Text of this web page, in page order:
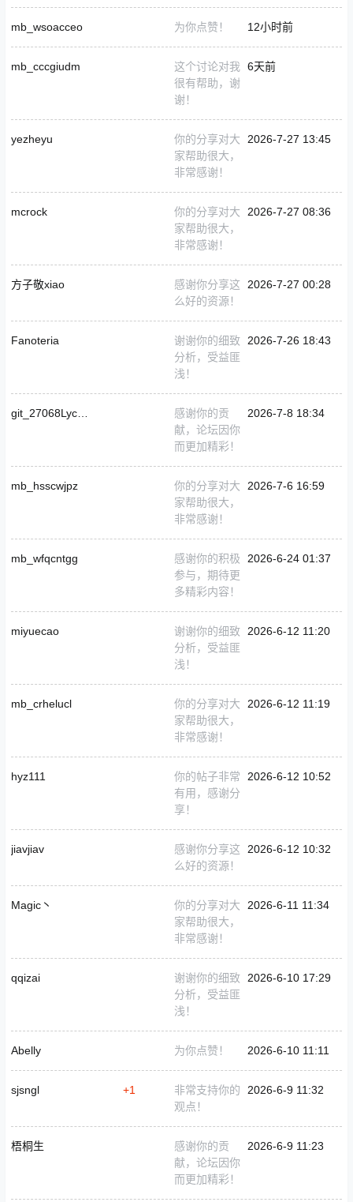
mb_wsoacceo 为你点赞！ 12小时前
mb_cccgiudm
这个讨论对我
很有帮助，谢
谢！
6天前
yezheyu
你的分享对大
家帮助很大，
非常感谢！
2026-7-27 13:45
mcrock
你的分享对大
家帮助很大，
非常感谢！
2026-7-27 08:36
方子敬xiao
感谢你分享这
么好的资源！
2026-7-27 00:28
Fanoteria
谢谢你的细致
分析，受益匪
浅！
2026-7-26 18:43
感谢你的贡
献，论坛因你
而更加精彩！
2026-7-8 18:34
mb_hsscwjpz
你的分享对大
家帮助很大，
非常感谢！
2026-7-6 16:59
mb_wfqcntgg
感谢你的积极
参与，期待更
多精彩内容！
2026-6-24 01:37
miyuecao
谢谢你的细致
分析，受益匪
浅！
2026-6-12 11:20
mb_crhelucl
你的分享对大
家帮助很大，
非常感谢！
2026-6-12 11:19
hyz111
你的帖子非常
有用，感谢分
享！
2026-6-12 10:52
jiavjiav
感谢你分享这
么好的资源！
2026-6-12 10:32
Magic丶
你的分享对大
家帮助很大，
非常感谢！
2026-6-11 11:34
qqizai
谢谢你的细致
分析，受益匪
浅！
2026-6-10 17:29
Abelly 为你点赞！ 2026-6-10 11:11
sjsngl +1
非常支持你的
观点！
2026-6-9 11:32
梧桐生
感谢你的贡
献，论坛因你
而更加精彩！
2026-6-9 11:23